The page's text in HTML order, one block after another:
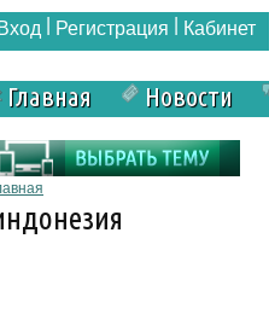
Вход Регистрация Кабинет
Главная Новости
поиска
здесь